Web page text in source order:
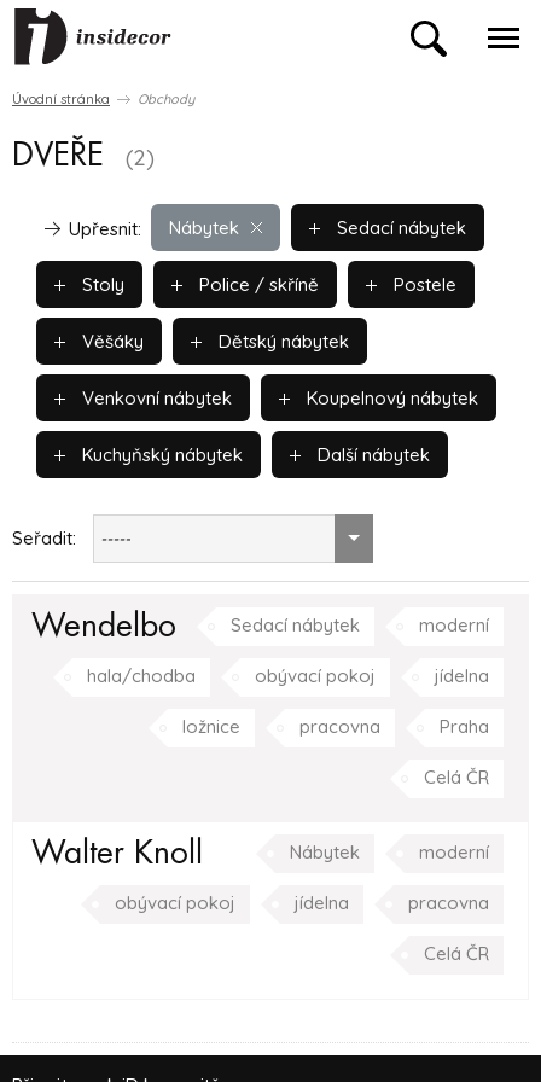
Úvodní stránka Obchody
DVEŘE (2)
Nábytek
Upřesnit: Sedací nábytek
Stoly Police / skříně Postele
Věšáky Dětský nábytek
Venkovní nábytek Koupelnový nábytek
Kuchyňský nábytek Další nábytek
Seřadit: -----
Wendelbo Sedací nábytek moderní
hala/chodba obývací pokoj jídelna
ložnice pracovna Praha
Celá ČR
Walter Knoll Nábytek moderní
obývací pokoj jídelna pracovna
Celá ČR